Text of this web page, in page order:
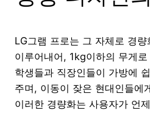
LG그램 프로는 그 자체로 경
이루어내어, 1kg이하의 무게
학생들과 직장인들이 가방에
주며, 이동이 잦은 현대인들에
이러한 경량화는 사용자가 언